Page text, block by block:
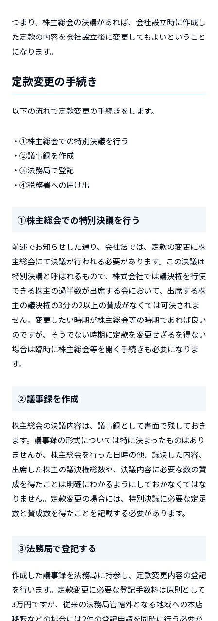
つまり、株主総会の決議があれば、会社設立時に作成し
た定款の内容を会社設立後に変更してもよいということ
になります。
定款変更の手続き
以下の流れで定款変更の手続きをします。
・①株主総会での特別決議を行う
・②議事録を作成
・③法務局で登記
・④税務署への届け出
①株主総会での特別決議を行う
前述でお知らせした通り、会社法では、定款の変更に株
主総会にて決議が行われる必要があります。この決議は
特別決議と呼ばれるもので、株式会社では議決権を行使
できる株主の過半数が出席する会において、出席する株
主の議決権の3分の2以上の賛成がなくては可決されま
せん。変更したい時期が株主総会等の時期であれば良い
のですが、そうでない時期に定款を変更せざるを得ない
場合は臨時に株主総会等を開く手続きも必要になりま
す。
②議事録を作成
株主総会の決議内容は、議事録として書面で残しておき
ます。議事録の形式については特に決まったものはあり
ませんが、株主総会を行った日時の他、議決した内容、
出席した株主の議決権総数や、決議内容に必要な数の賛
成を得たことは明確にわかるようにしておかなくてはな
りません。定款変更の場合には、特別決議に必要な定足
数と賛成数を得たことを記載する必要があります。
③法務局で登記する
作成した議事録を法務局に持参し、定款変更内容の登記
を行います。定款変更に必要な登記手数料は原則として
3万円ですが、従来の法務局管轄外となる地域への本店
移転などの場合には2件の登記申請を同時に行う必要が